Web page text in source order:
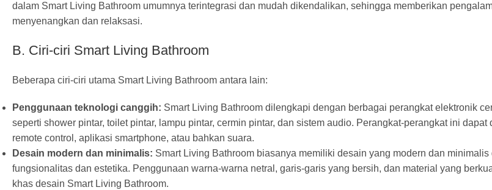
dalam Smart Living Bathroom umumnya terintegrasi dan mudah dikendalikan, sehingga memberikan
menyenangkan dan relaksasi.
B. Ciri-ciri Smart Living Bathroom
Beberapa ciri-ciri utama Smart Living Bathroom antara lain:
Penggunaan teknologi canggih: Smart Living Bathroom dilengkapi dengan berbagai perangkat elektronik
seperti shower pintar, toilet pintar, lampu pintar, cermin pintar, dan sistem audio. Perangkat-perangkat ini
remote control, aplikasi smartphone, atau bahkan suara.
Desain modern dan minimalis: Smart Living Bathroom biasanya memiliki desain yang modern dan minimalis
fungsionalitas dan estetika. Penggunaan warna-warna netral, garis-garis yang bersih, dan material yang
khas desain Smart Living Bathroom.